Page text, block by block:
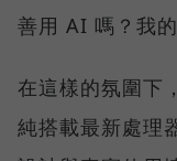
善用 AI 嗎？我
在這樣的氛圍下
純搭載最新處理